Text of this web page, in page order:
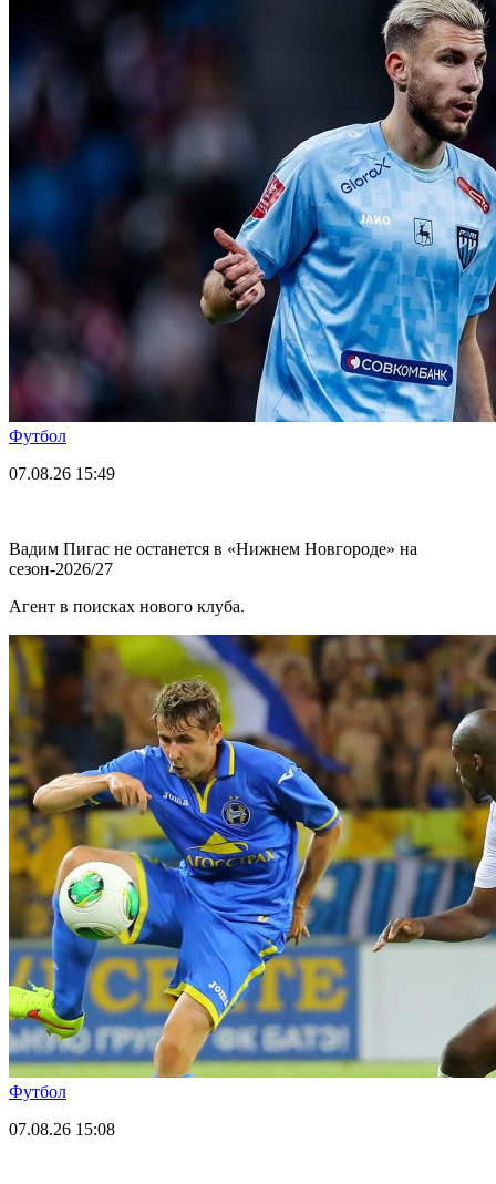
Футбол
07.08.26 15:49
Вадим Пигас не останется в «Нижнем Новгороде» на
сезон-2026/27
Агент в поисках нового клуба.
Футбол
07.08.26 15:08